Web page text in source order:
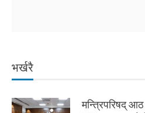
भर्खरै
मन्त्रिपरिषद्